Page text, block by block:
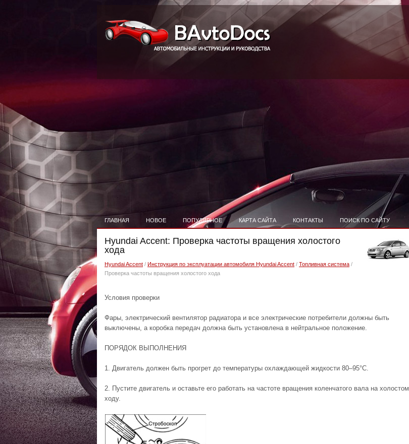
ГЛАВНАЯ НОВОЕ ПОПУЛЯРНОЕ КАРТА САЙТА КОНТАКТЫ ПОИСК ПО САЙТУ
Hyundai Accent: Проверка частоты вращения холостого
хода
Hyundai Accent / Инструкция по эксплуатации автомобиля Hyundai Accent / Топливная система /
Проверка частоты вращения холостого хода
Условия проверки
Фары, электрический вентилятор радиатора и все электрические потребители должны быть
выключены, а коробка передач должна быть установлена в нейтральное положение.
ПОРЯДОК ВЫПОЛНЕНИЯ
1. Двигатель должен быть прогрет до температуры охлаждающей жидкости 80–95°C.
2. Пустите двигатель и оставьте его работать на частоте вращения коленчатого вала на холостом
ходу.